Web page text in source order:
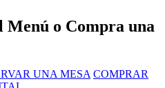
Menú o Compra una
UNA MESA COMPRAR